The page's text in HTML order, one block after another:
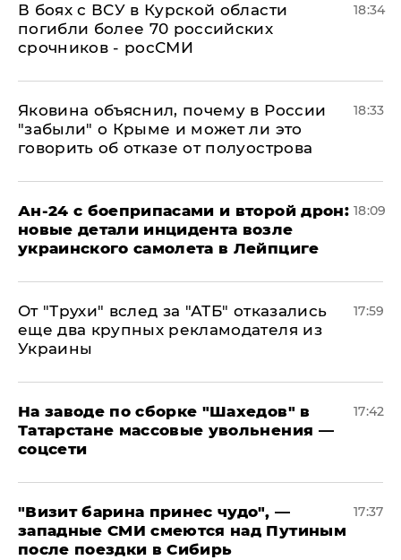
В боях с ВСУ в Курской области
погибли более 70 российских
срочников - росСМИ
18:34
Яковина объяснил, почему в России
"забыли" о Крыме и может ли это
говорить об отказе от полуострова
18:33
Ан-24 с боеприпасами и второй дрон:
новые детали инцидента возле
украинского самолета в Лейпциге
18:09
От "Трухи" вслед за "АТБ" отказались
еще два крупных рекламодателя из
Украины
17:59
На заводе по сборке "Шахедов" в
Татарстане массовые увольнения —
соцсети
17:42
"Визит барина принес чудо", —
западные СМИ смеются над Путиным
после поездки в Сибирь
17:37